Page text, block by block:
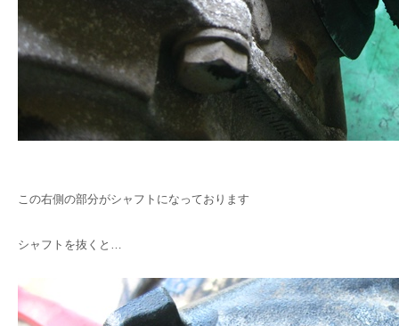
この右側の部分がシャフトになっております
シャフトを抜くと…